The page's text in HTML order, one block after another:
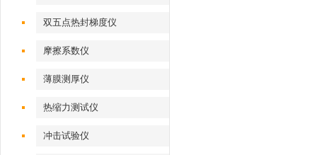
双五点热封梯度仪
摩擦系数仪
薄膜测厚仪
热缩力测试仪
冲击试验仪